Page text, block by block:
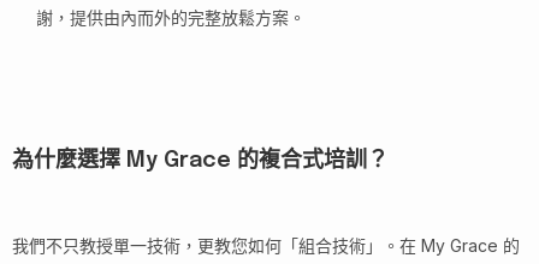
謝，提供由內而外的完整放鬆方案。
為什麼選擇 My Grace 的複合式培訓？
我們不只教授單一技術，更教您如何「組合技術」。在 My Grace 的